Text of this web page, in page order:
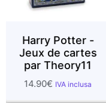
Potter -
cartes
IVA inclusa